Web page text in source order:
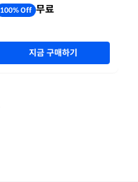
100% Off 무료
지금 구매하기